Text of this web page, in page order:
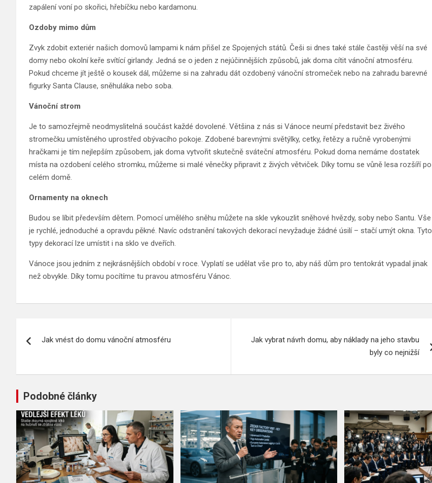
zapálení voní po skořici, hřebíčku nebo kardamonu.
Ozdoby mimo dům
Zvyk zdobit exteriér našich domovů lampami k nám přišel ze Spojených států. Češi si dnes také stále častěji věší na své
domy nebo okolní keře svítící girlandy. Jedná se o jeden z nejúčinnějších způsobů, jak doma cítit vánoční atmosféru.
Pokud chceme jít ještě o kousek dál, můžeme si na zahradu dát ozdobený vánoční stromeček nebo na zahradu barevné
figurky Santa Clause, sněhuláka nebo soba.
Vánoční strom
Je to samozřejmě neodmyslitelná součást každé dovolené. Většina z nás si Vánoce neumí představit bez živého
stromečku umístěného uprostřed obývacího pokoje. Zdobené barevnými světýlky, cetky, řetězy a ručně vyrobenými
hračkami je tím nejlepším způsobem, jak doma vytvořit skutečně sváteční atmosféru. Pokud doma nemáme dostatek
místa na ozdobení celého stromku, můžeme si malé věnečky připravit z živých větviček. Díky tomu se vůně lesa rozšíří po
celém domě.
Ornamenty na oknech
Budou se líbit především dětem. Pomocí umělého sněhu můžete na skle vykouzlit sněhové hvězdy, soby nebo Santu. Vše
je rychlé, jednoduché a opravdu pěkné. Navíc odstranění takových dekorací nevyžaduje žádné úsilí – stačí umýt okna. Tyto
typy dekorací lze umístit i na sklo ve dveřích.
Vánoce jsou jedním z nejkrásnějších období v roce. Vyplatí se udělat vše pro to, aby náš dům pro tentokrát vypadal jinak
než obvykle. Díky tomu pocítíme tu pravou atmosféru Vánoc.
pro
příspěvek
Jak vnést do domu vánoční atmosféru
Jak vybrat návrh domu, aby náklady na jeho stavbu
byly co nejnižší
Podobné články